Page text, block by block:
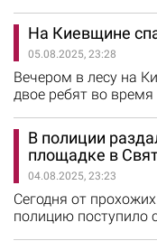
вызвали полицию,
охрана". Когда
оперативная
патронами для
На Киевщине
05.08.2025, 23:28
Вечером в лесу на
двое ребят во
дезориентирована и
Понимая, что
связались с
согласилось взять
спасателям из Kyiv
В полиции
площадке в
04.08.2025, 23:23
Сегодня от
полицию поступило